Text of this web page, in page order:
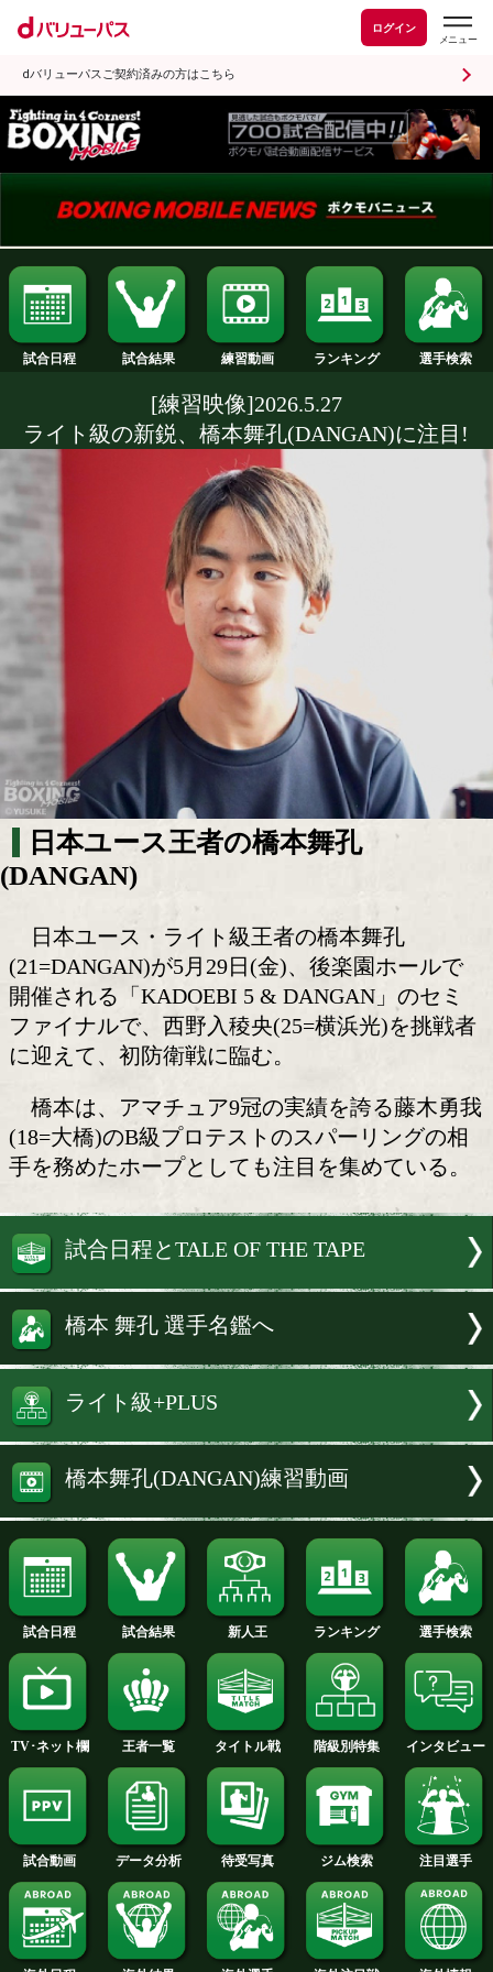
ログイン
dバリューパスご契約済みの方はこちら
試合日程 試合結果 練習動画 ランキング
[練習映像]2026.5.27
ライト級の新鋭、橋本舞孔(DANGAN)
日本ユース王者の橋本舞孔
(DANGAN)
日本ユース・ライト級王者の橋本舞孔
(21=DANGAN)が5月29日(金)、後楽園ホ
開催される「KADOEBI 5 & DANGAN」
ファイナルで、西野入稜央(25=横浜光)
に迎えて、初防衛戦に臨む。
橋本は、アマチュア9冠の実績を誇る
(18=大橋)のB級プロテストのスパーリ
手を務めたホープとしても注目を集め
橋本 舞孔 選手名鑑へ
ライト級+PLUS
橋本舞孔(DANGAN)練習動画
試合日程 試合結果 新人王 ランキング